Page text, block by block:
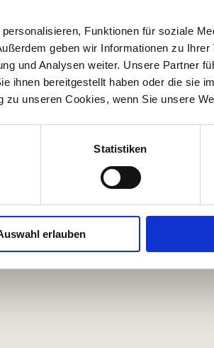
Funktionen für soziale
geben wir Informationen zu Ihrer
und Analysen weiter. Unsere Partner
ihnen bereitgestellt haben oder die sie
unseren Cookies, wenn Sie unsere
Statistiken
erlauben